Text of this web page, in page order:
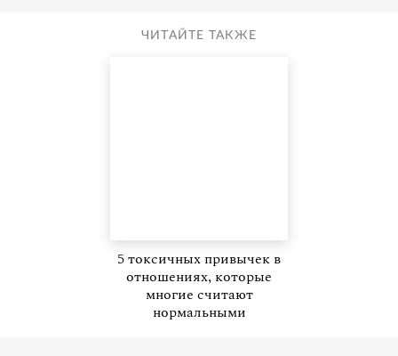
ЧИТАЙТЕ ТАКЖЕ
5 токсичных привычек в
отношениях, которые
многие считают
нормальными